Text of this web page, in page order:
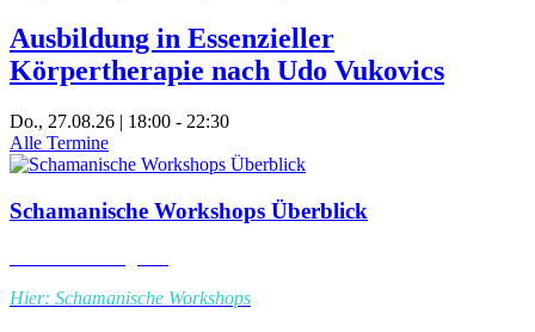
Ausbildung in Essenzieller
Körpertherapie nach Udo Vukovics
Do., 27.08.26 | 18:00 - 22:30
Alle Termine
Schamanische Workshops Überblick
Hier: Schamanische Workshops